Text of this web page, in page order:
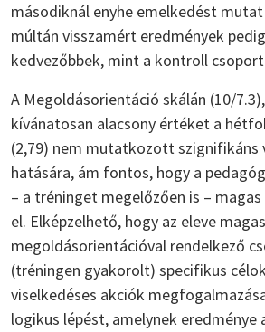
másodiknál enyhe emelkedést
múltán visszamért eredmények
kedvezőbbek, mint a kontroll
A Megoldásorientáció skálán (10/
kívánatosan alacsony értéket a
(2,79) nem mutatkozott szignifikáns
hatására, ám fontos, hogy a
– a tréninget megelőzően is –
el. Elképzelhető, hogy az eleve
megoldásorientációval rendelkező
(tréningen gyakorolt) specifikus
viselkedéses akciók
logikus lépést, amelynek